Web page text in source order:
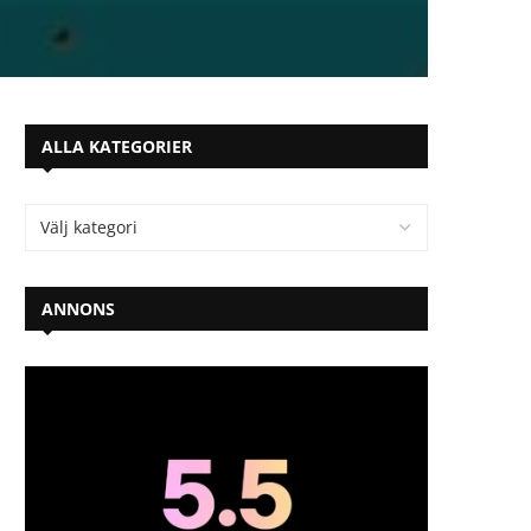
ALLA KATEGORIER
ANNONS